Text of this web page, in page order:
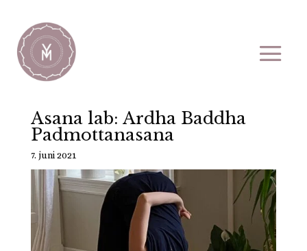
Asana lab: Ardha Baddha
Padmottanasana
7. juni 2021